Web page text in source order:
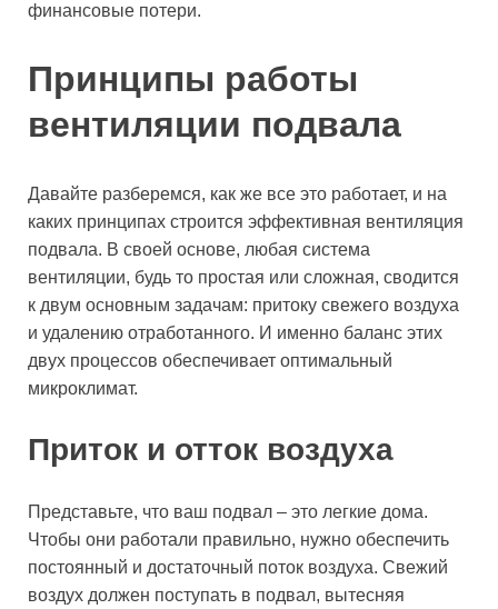
финансовые потери.
Принципы работы
вентиляции подвала
Давайте разберемся, как же все это работает, и на
каких принципах строится эффективная вентиляция
подвала. В своей основе, любая система
вентиляции, будь то простая или сложная, сводится
к двум основным задачам: притоку свежего воздуха
и удалению отработанного. И именно баланс этих
двух процессов обеспечивает оптимальный
микроклимат.
Приток и отток воздуха
Представьте, что ваш подвал – это легкие дома.
Чтобы они работали правильно, нужно обеспечить
постоянный и достаточный поток воздуха. Свежий
воздух должен поступать в подвал, вытесняя